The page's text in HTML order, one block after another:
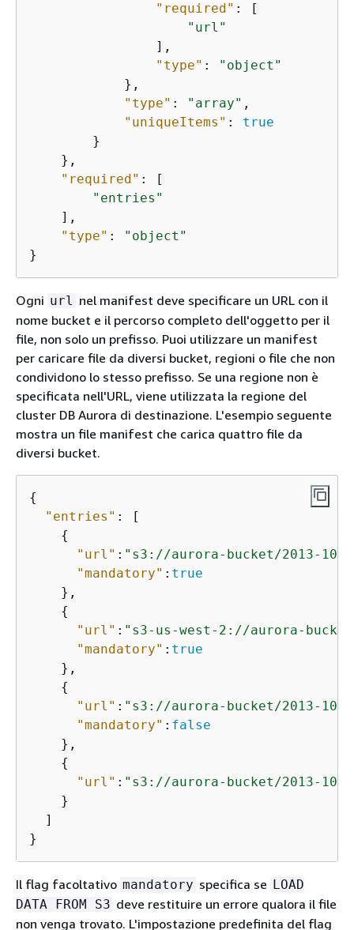
"required" : [
"url"
                ],
"type" :
"object"
            },
"type" : "array" ,
"uniqueItems" : true
        }
    },
"required" : [
"entries"
    ],
"type" :
"object"
}
Ogni url nel manifest deve specificare un URL con il
nome bucket e il percorso completo dell'oggetto per il
file, non solo un prefisso. Puoi utilizzare un manifest
per caricare file da diversi bucket, regioni o file che non
condividono lo stesso prefisso. Se una regione non è
specificata nell'URL, viene utilizzata la regione del
cluster DB Aurora di destinazione. L'esempio seguente
mostra un file manifest che carica quattro file da
diversi bucket.
{
"entries" : [
{
"url" : "s3://aurora-bucket/2013-10-
"mandatory" : true
    },
{
"url" : "s3-us-west-2://aurora-
"mandatory" : true
    },
{
"url" : "s3://aurora-bucket/2013-10-
"mandatory" : false
    },
{
"url" : "s3://aurora-bucket/2013-10-
    }
  ]
}
Il flag facoltativo mandatory specifica se LOAD
DATA FROM S3 deve restituire un errore qualora il file
non venga trovato. L'impostazione predefinita del flag